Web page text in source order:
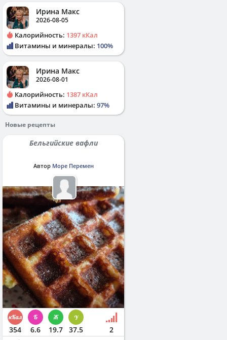
Ирина Макс
2026-08-05
Калорийность: 1397 кКал
Витамины и минералы: 100%
Ирина Макс
2026-08-01
Калорийность: 1387 кКал
Витамины и минералы: 97%
Новые рецепты
Бельгийские вафли
Автор Море Перемен
354 6.6 19.7 37.5 2